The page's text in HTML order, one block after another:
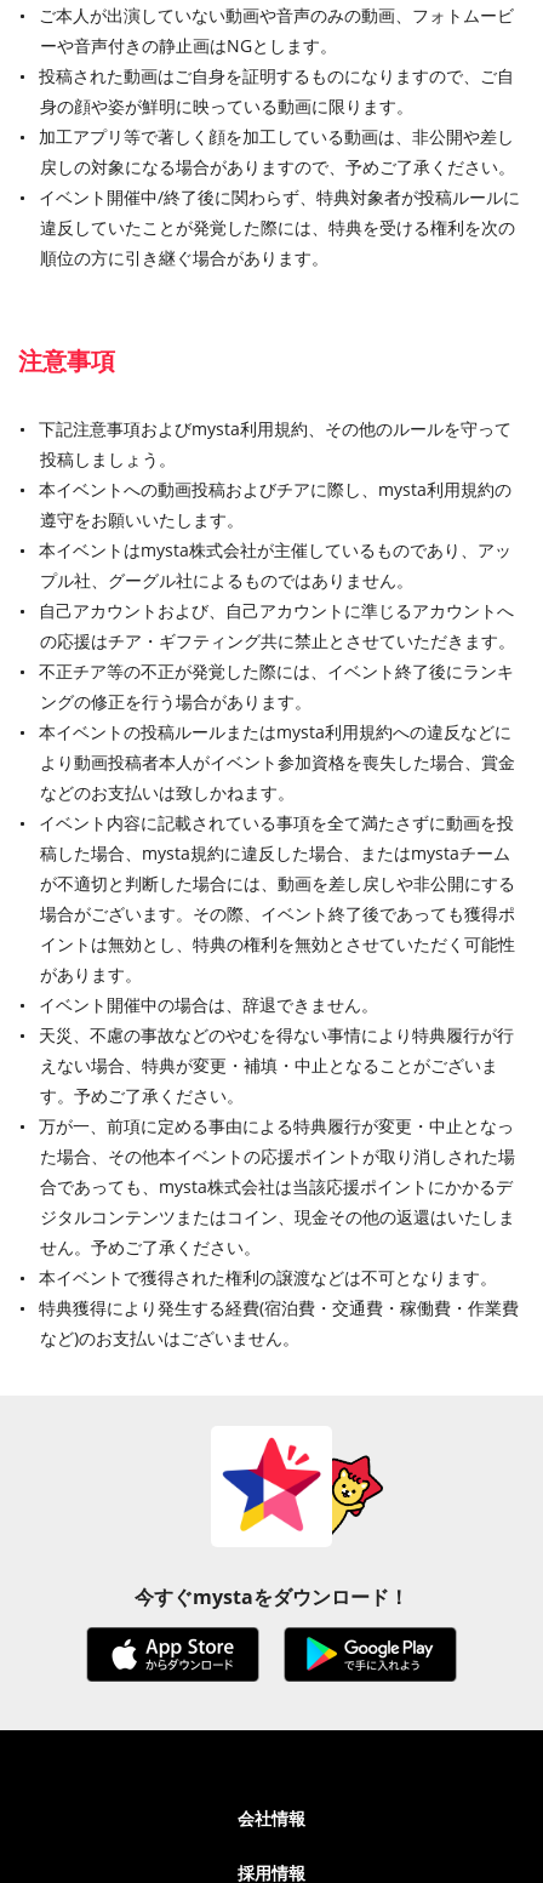
ご本人が出演していない動画や音声のみの動画、フォトムービ
ーや音声付きの静止画はNGとします。
投稿された動画はご自身を証明するものになりますので、ご自
身の顔や姿が鮮明に映っている動画に限ります。
加工アプリ等で著しく顔を加工している動画は、非公開や差し
戻しの対象になる場合がありますので、予めご了承ください。
イベント開催中/終了後に関わらず、特典対象者が投稿ルールに
違反していたことが発覚した際には、特典を受ける権利を次の
順位の方に引き継ぐ場合があります。
注意事項
下記注意事項およびmysta利用規約、その他のルールを守って
投稿しましょう。
本イベントへの動画投稿およびチアに際し、mysta利用規約の
遵守をお願いいたします。
本イベントはmysta株式会社が主催しているものであり、アッ
プル社、グーグル社によるものではありません。
自己アカウントおよび、自己アカウントに準じるアカウントへ
の応援はチア・ギフティング共に禁止とさせていただきます。
不正チア等の不正が発覚した際には、イベント終了後にランキ
ングの修正を行う場合があります。
本イベントの投稿ルールまたはmysta利用規約への違反などに
より動画投稿者本人がイベント参加資格を喪失した場合、賞金
などのお支払いは致しかねます。
イベント内容に記載されている事項を全て満たさずに動画を投
稿した場合、mysta規約に違反した場合、またはmystaチーム
が不適切と判断した場合には、動画を差し戻しや非公開にする
場合がございます。その際、イベント終了後であっても獲得ポ
イントは無効とし、特典の権利を無効とさせていただく可能性
があります。
イベント開催中の場合は、辞退できません。
天災、不慮の事故などのやむを得ない事情により特典履行が行
えない場合、特典が変更・補填・中止となることがございま
す。予めご了承ください。
万が一、前項に定める事由による特典履行が変更・中止となっ
た場合、その他本イベントの応援ポイントが取り消しされた場
合であっても、mysta株式会社は当該応援ポイントにかかるデ
ジタルコンテンツまたはコイン、現金その他の返還はいたしま
せん。予めご了承ください。
本イベントで獲得された権利の譲渡などは不可となります。
特典獲得により発生する経費(宿泊費・交通費・稼働費・作業費
など)のお支払いはございません。
今すぐmystaをダウンロード！
会社情報
採用情報